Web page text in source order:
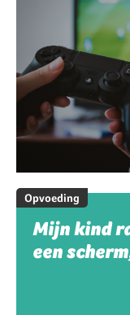
Opvoeding
Mijn kind
een